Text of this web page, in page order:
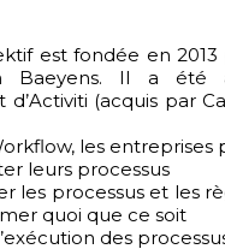
est fondée en
Baeyens. Il a
(acquis par
les entreprises
leurs processus
les processus et les
quoi que ce soit
des